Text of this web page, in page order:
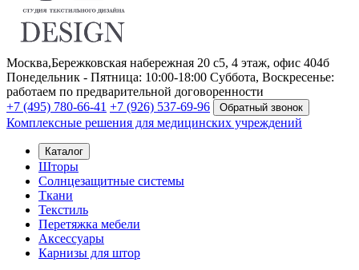
Москва,Бережковская набережная 20 с5, 4 этаж, офис 404б
Понедельник - Пятница: 10:00-18:00 Суббота, Воскресенье:
работаем по предварительной договоренности
+7 (495) 780-66-41 +7 (926) 537-69-96 Обратный звонок
Комплексные решения для медицинских учреждений
Каталог
Шторы
Солнцезащитные системы
Ткани
Текстиль
Перетяжка мебели
Аксессуары
Карнизы для штор